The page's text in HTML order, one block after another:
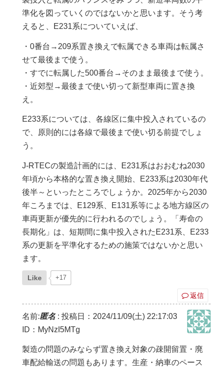
準化を図っていくのではないかと思います。そう考
えると、E231系についていえば、
・0番台→209系置き換えで転属できる車両は転属さ
せて最後まで使う。
・すでに転属した500番台→そのまま最後まで使う。
・近郊型→最後まで使い切って新型車両に置き換
え。
E233系については、各線区に集中投入されているの
で、原則的には各線で最後まで使い切る前提でしょ
う。
J-RTECの製造計画的には、E231系はおおむね2030
年頃から本格的な置き換え開始、E233系は2030年代
後半～といったところでしょうか。2025年から2030
年ころまでは、E129系、E131系等による地方線区の
車両更新が優先的に行われるのでしょう。「寿命の
長期化」は、短期間に集中投入されたE231系、E233
系の更新を平準化するための施策ではないかと思い
ます。
Like +17
返信
名前:匿名: 投稿日：2024/11/09(土) 22:17:03
ID：MyNzI5MTg
製造の問題のみならず置き換え対象の疎開留置・廃
車配給輸送の問題もあります。生産・納車のペース